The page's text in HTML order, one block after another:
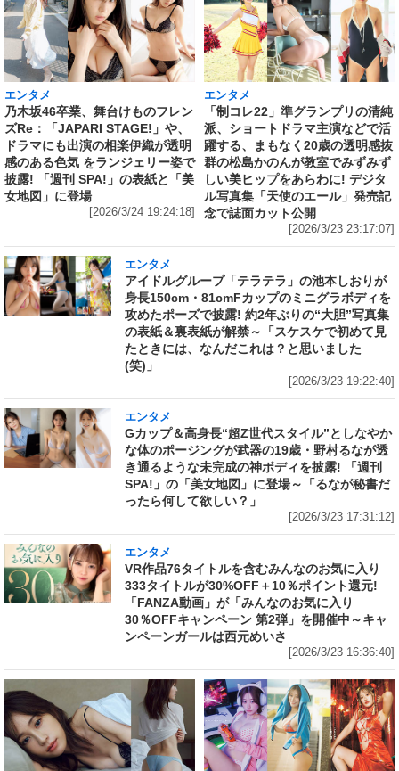
エンタメ
乃木坂46卒業、舞台けものフレン
ズRe：「JAPARI STAGE!」や、
ドラマにも出演の相楽伊織が透明
感のある色気 をランジェリー姿で
披露! 「週刊 SPA!」の表紙と「美
女地図」に登場
[2026/3/24 19:24:18]
エンタメ
「制コレ22」準グランプリの清純
派、ショートドラマ主演などで活
躍する、まもなく20歳の透明感抜
群の松島かのんが教室でみずみず
しい美ヒップをあらわに! デジタ
ル写真集「天使のエール」発売記
念で誌面カット公開
[2026/3/23 23:17:07]
エンタメ
アイドルグループ「テラテラ」の池本しおりが
身長150cm・81cmFカップのミニグラボディを
攻めたポーズで披露! 約2年ぶりの“大胆”写真集
の表紙＆裏表紙が解禁～「スケスケで初めて見
たときには、なんだこれは？と思いました
(笑)」
[2026/3/23 19:22:40]
エンタメ
Gカップ＆高身長“超Z世代スタイル”としなやか
な体のポージングが武器の19歳・野村るなが透
き通るような未完成の神ボディを披露! 「週刊
SPA!」の「美女地図」に登場～「るなが秘書だ
ったら何して欲しい？」
[2026/3/23 17:31:12]
エンタメ
VR作品76タイトルを含むみんなのお気に入り
333タイトルが30%OFF＋10％ポイント還元!
「FANZA動画」が「みんなのお気に入り
30％OFFキャンペーン 第2弾」を開催中～キャ
ンペーンガールは西元めいさ
[2026/3/23 16:36:40]